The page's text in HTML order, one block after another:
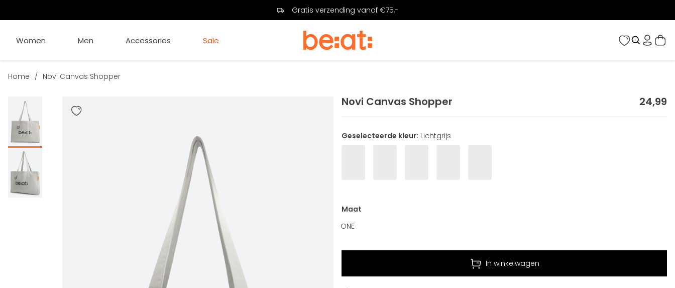
Gratis verzending vanaf €75,-
Women Men Accessories Sale
Home / Novi Canvas Shopper
Novi Canvas Shopper 24,99
Geselecteerde kleur: Lichtgrijs
Maat
ONE
In winkelwagen